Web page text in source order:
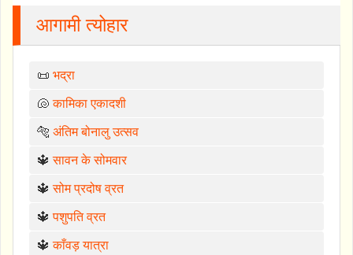
आगामी त्योहार
📜 भद्रा
🐚कामिका एकादशी
🐅 अंतिम बोनालु उत्सव
🔱सावन के सोमवार
🔱सोम प्रदोष व्रत
🔱पशुपति व्रत
🔱काँवड़ यात्रा